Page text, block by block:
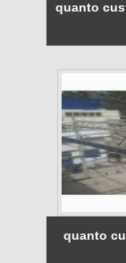
quanto
quanto